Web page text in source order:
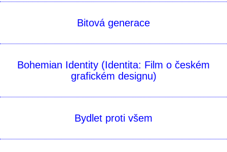
Bitová generace
Bohemian Identity (Identita: Film o českém
grafickém designu)
Bydlet proti všem